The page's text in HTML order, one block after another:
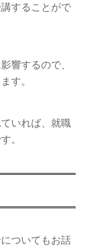
することがで
響するので、
す。
いれば、就職
。
ついてもお話